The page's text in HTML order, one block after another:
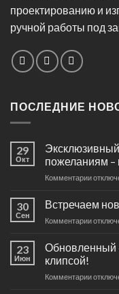
проектированию и
ручной работы под
ПОСЛЕДНИЕ
29
Окт
пожеланиям –
Комментариик
по
это
30
Сен
Встречаем
Комментариик
(K1)
23
Июн
Обновленный
клипсой!
Комментариик